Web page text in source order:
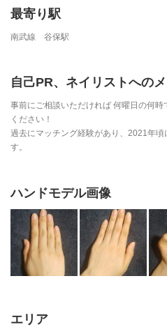
最寄り駅
南武線 谷保駅
自己PR、ネイリストへの
事前にご相談いただければ 何曜日の何
ください！
過去にマッチング経験があり、2021年
す。
ハンドモデル画像
エリア